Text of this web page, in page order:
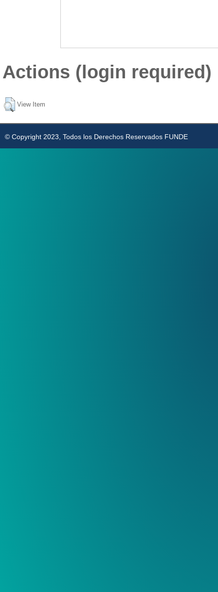
Actions (login required)
View Item
© Copyright 2023, Todos los Derechos Reservados FUNDE